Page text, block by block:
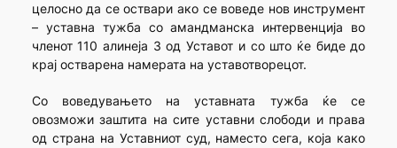
целосно да се оствари ако се воведе нов инструмент
– уставна тужба со амандманска интервенција во
членот 110 алинеја 3 од Уставот и со што ќе биде до
крај остварена намерата на уставотворецот.
Со воведувањето на уставната тужба ќе се
овозможи заштита на сите уставни слободи и права
од страна на Уставниот суд, наместо сега, која како